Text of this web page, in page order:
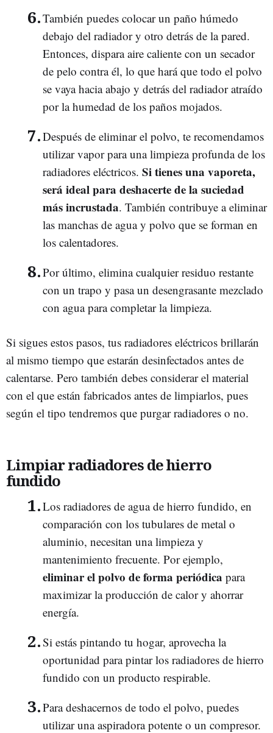
También puedes colocar un paño húmedo
debajo del radiador y otro detrás de la pared.
Entonces, dispara aire caliente con un secador
de pelo contra él, lo que hará que todo el polvo
se vaya hacia abajo y detrás del radiador atraído
por la humedad de los paños mojados.
Después de eliminar el polvo, te recomendamos
utilizar vapor para una limpieza profunda de los
radiadores eléctricos. Si tienes una vaporeta,
será ideal para deshacerte de la suciedad
más incrustada. También contribuye a eliminar
las manchas de agua y polvo que se forman en
los calentadores.
Por último, elimina cualquier residuo restante
con un trapo y pasa un desengrasante mezclado
con agua para completar la limpieza.
Si sigues estos pasos, tus radiadores eléctricos brillarán
al mismo tiempo que estarán desinfectados antes de
calentarse. Pero también debes considerar el material
con el que están fabricados antes de limpiarlos, pues
según el tipo tendremos que purgar radiadores o no.
Limpiar radiadores de hierro
fundido
Los radiadores de agua de hierro fundido, en
comparación con los tubulares de metal o
aluminio, necesitan una limpieza y
mantenimiento frecuente. Por ejemplo,
eliminar el polvo de forma periódica para
maximizar la producción de calor y ahorrar
energía.
Si estás pintando tu hogar, aprovecha la
oportunidad para pintar los radiadores de hierro
fundido con un producto respirable.
Para deshacernos de todo el polvo, puedes
utilizar una aspiradora potente o un compresor.